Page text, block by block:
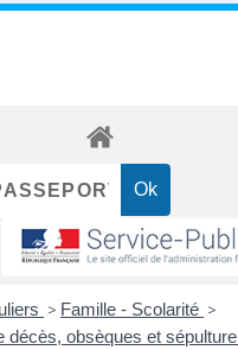
> Famille - Scolarité >
décès, obsèques et sépulture